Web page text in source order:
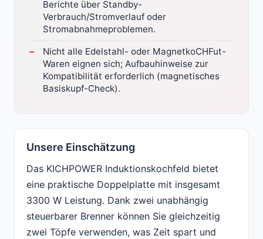
Berichte über Standby-
Verbrauch/Stromverlauf oder
Stromabnahmeproblemen.
Nicht alle Edelstahl- oder MagnetkoCHFut-
Waren eignen sich; Aufbauhinweise zur
Kompatibilität erforderlich (magnetisches
Basiskupf-Check).
Unsere Einschätzung
Das KICHPOWER Induktionskochfeld bietet
eine praktische Doppelplatte mit insgesamt
3300 W Leistung. Dank zwei unabhängig
steuerbarer Brenner können Sie gleichzeitig
zwei Töpfe verwenden, was Zeit spart und